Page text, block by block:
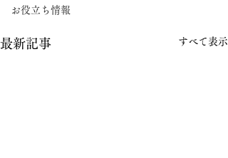
お役立ち情報
最新記事 すべて表示